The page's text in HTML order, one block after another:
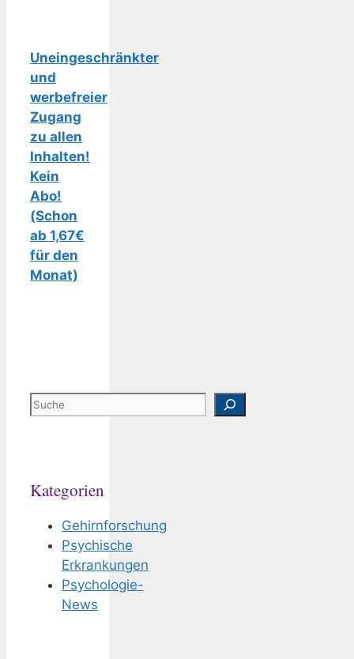
Uneingeschränkter
und
werbefreier
Zugang
zu allen
Inhalten!
Kein
Abo!
(Schon
ab 1,67€
für den
Monat)
Suchen
Kategorien
Gehirnforschung
Psychische
Erkrankungen
Psychologie-
News